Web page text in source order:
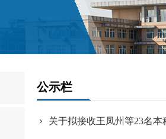
公示栏
关于拟接收王凤州等23名